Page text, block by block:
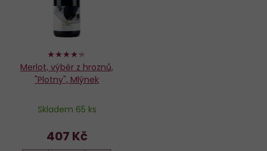
86%
Merlot, výběr z hroznů,
"Plotny", Mlýnek
Skladem 65 ks
407 Kč